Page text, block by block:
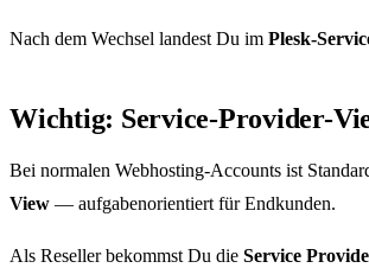
Nach dem Wechsel landest Du im Plesk-
Wichtig: Service-Provider-
Bei normalen Webhosting-Accounts ist
View — aufgabenorientiert für Endkunden.
Als Reseller bekommst Du die Service